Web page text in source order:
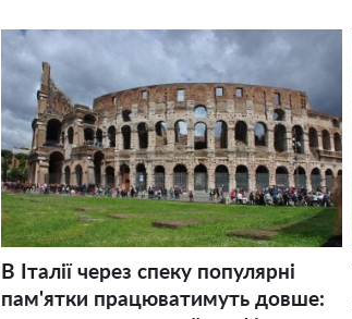
В Італії через спеку популярні
пам'ятки працюватимуть довше: